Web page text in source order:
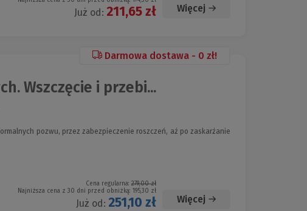
Już od: 211,65 zł Więcej
Darmowa dostawa - 0 zł!
Wszczęcie i przebi...
pozwu, przez zabezpieczenie roszczeń, aż po zaskarżanie
Cena regularna: 279,00 zł
Najniższa cena z 30 dni przed obniżką: 195,30 zł
Już od: 251,10 zł Więcej